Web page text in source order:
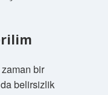
bir
da belirsizlik